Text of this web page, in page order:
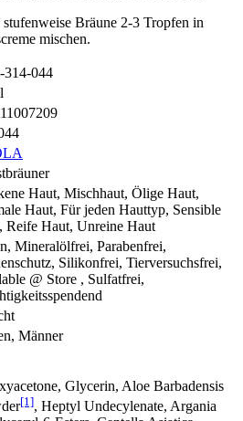
stufenweise Bräune 2-3 Tropfen in
mischen.
314-044
Haut, Mischhaut, Ölige Haut,
Haut, Für jeden Hauttyp, Sensible
Reife Haut, Unreine Haut
Mineralölfrei, Parabenfrei,
Silikonfrei, Tierversuchsfrei,
@ Store , Sulfatfrei,
Männer
Glycerin, Aloe Barbadensis
[1], Heptyl Undecylenate, Argania